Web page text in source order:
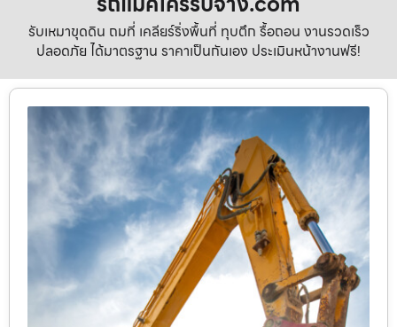
รับเหมาขุดดิน ถมที่ เคลียร์ริ่งพื้นที่ ทุบตึก รื้อถอน งานรวดเร็ว
ปลอดภัย ได้มาตรฐาน ราคาเป็นกันเอง ประเมินหน้างานฟรี!